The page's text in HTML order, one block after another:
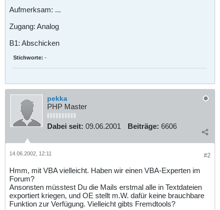
Aufmerksam: ...
Zugang: Analog
B1: Abschicken
Stichworte: -
pekka
PHP Master
Dabei seit: 09.06.2001 Beiträge: 6606
#2
14.06.2002, 12:11
Hmm, mit VBA vielleicht. Haben wir einen VBA-Experten im
Forum?
Ansonsten müsstest Du die Mails erstmal alle in Textdateien
exportiert kriegen, und OE stellt m.W. dafür keine brauchbare
Funktion zur Verfügung. Vielleicht gibts Fremdtools?